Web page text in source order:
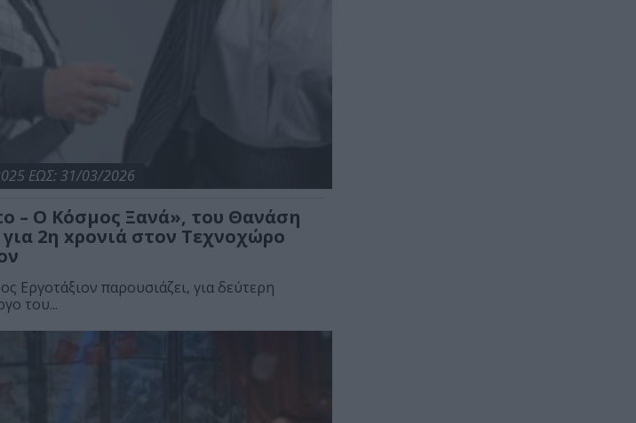
ΕΩΣ: 31/03/2026
– Ο Κόσμος Ξανά», του Θανάση
για 2η xρονιά στον Τεχνοχώρο
Εργοτάξιον παρουσιάζει, για δεύτερη
του...